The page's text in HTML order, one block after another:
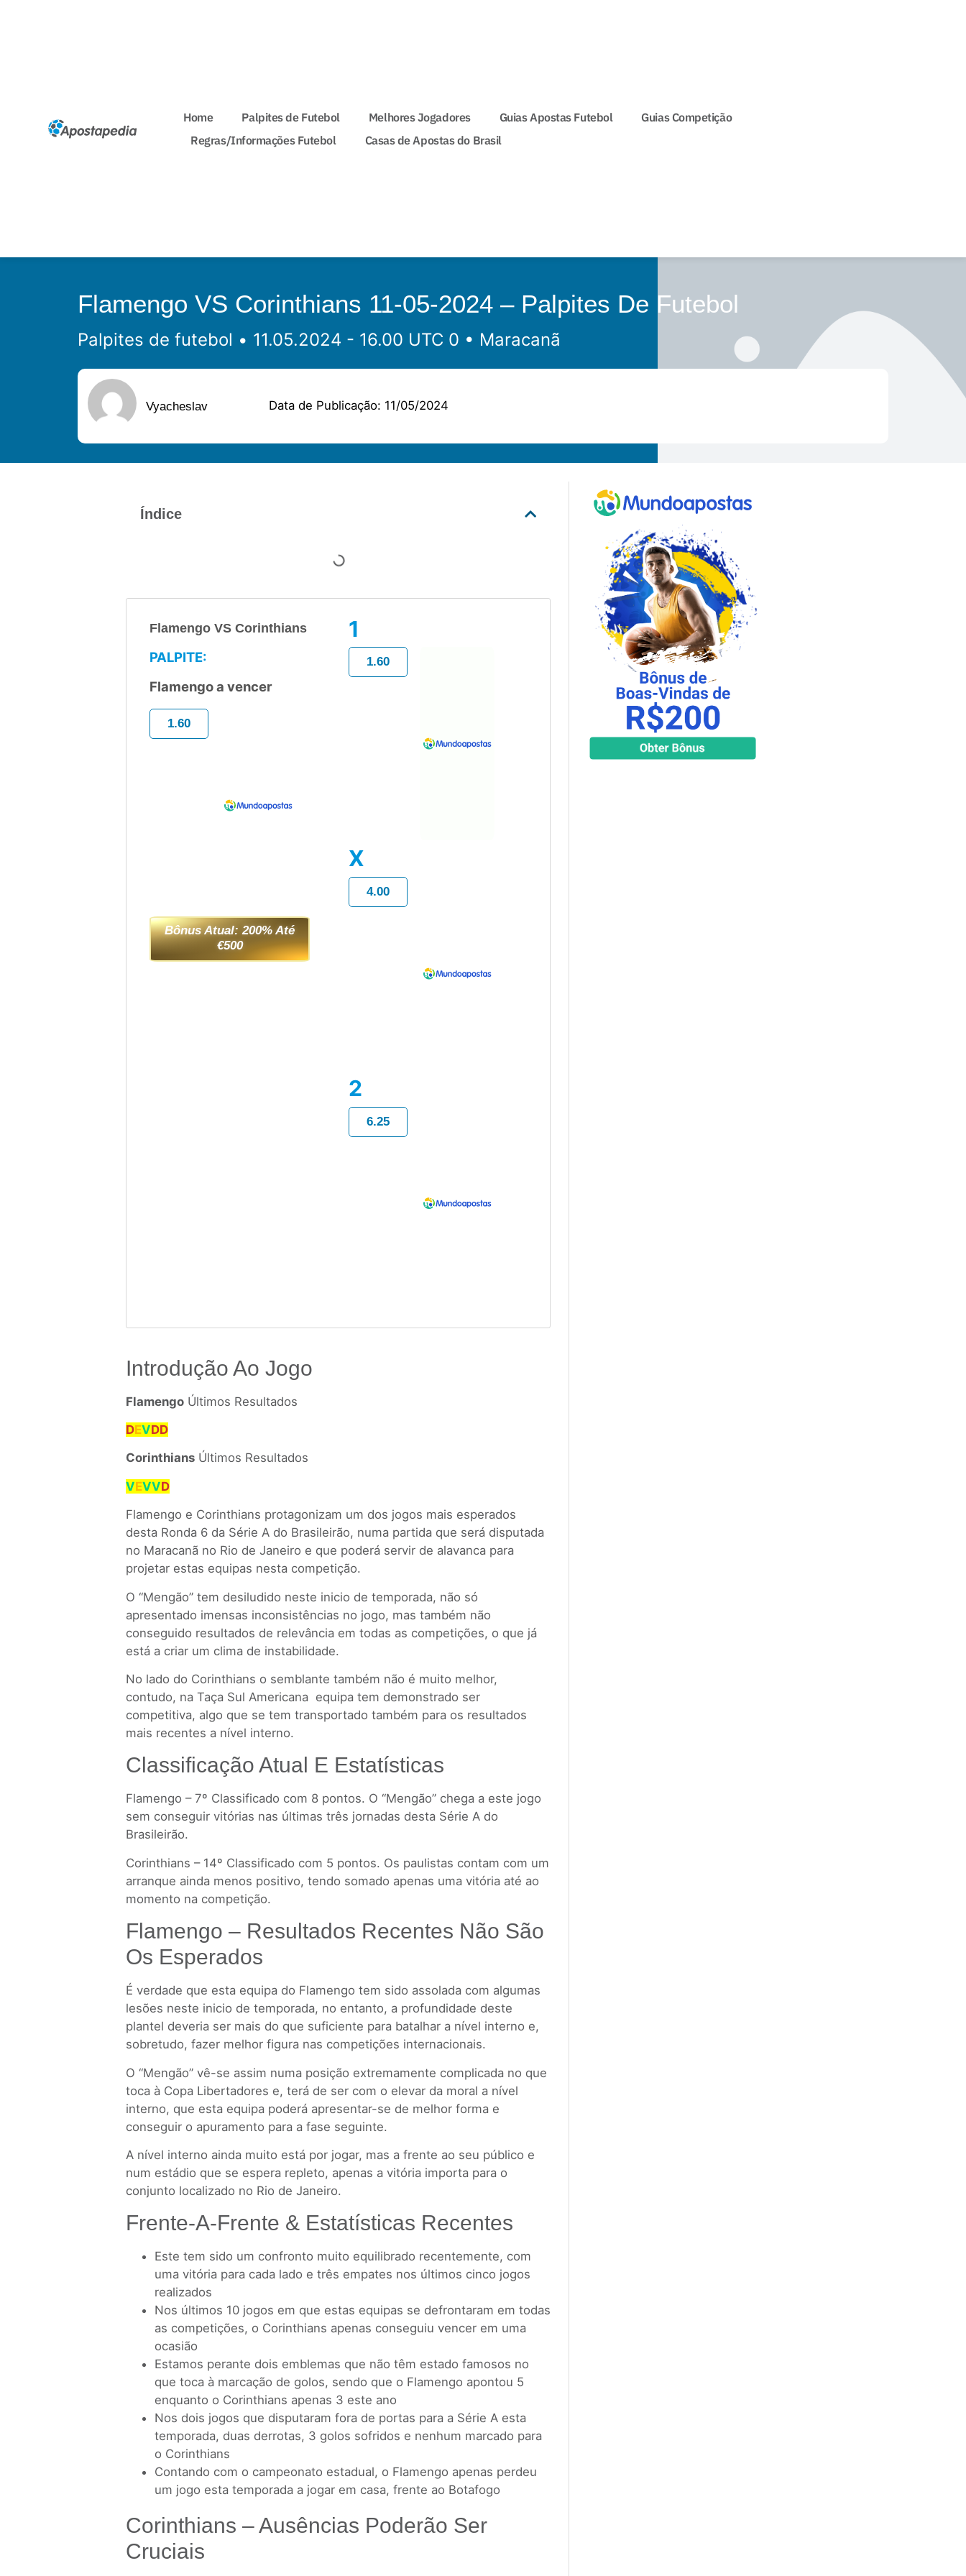
Home Palpites de Futebol Melhores Jogadores Guias Apostas Futebol
Guias Competição
Regras/Informações Futebol
Casas de Apostas do Brasil
Flamengo VS Corinthians 11-05-2024 – Palpites De Futebol
Palpites de futebol Maracanã
Vyacheslav Data de Publicação: 11/05/2024
Índice
Flamengo VS Corinthians
PALPITE:
Flamengo a vencer
1.60
Bônus Atual: 200% Até
€500
1
1.60
X
4.00
2
6.25
Introdução Ao Jogo
FlamengoÚltimos Resultados
DEVDD
CorinthiansÚltimos Resultados
VEVVD
Flamengo e Corinthians protagonizam um dos jogos mais esperados
desta Ronda 6 da Série A do Brasileirão, numa partida que será disputada
no Maracanã no Rio de Janeiro e que poderá servir de alavanca para
projetar estas equipas nesta competição.
O “Mengão” tem desiludido neste inicio de temporada, não só
apresentado imensas inconsistências no jogo, mas também não
conseguido resultados de relevância em todas as competições, o que já
está a criar um clima de instabilidade.
No lado do Corinthians o semblante também não é muito melhor,
contudo, na Taça Sul Americana equipa tem demonstrado ser
competitiva, algo que se tem transportado também para os resultados
mais recentes a nível interno.
Classificação Atual E Estatísticas
Flamengo – 7º Classificado com 8 pontos. O “Mengão” chega a este jogo
sem conseguir vitórias nas últimas três jornadas desta Série A do
Brasileirão.
Corinthians – 14º Classificado com 5 pontos. Os paulistas contam com um
arranque ainda menos positivo, tendo somado apenas uma vitória até ao
momento na competição.
Flamengo – Resultados Recentes Não São
Os Esperados
É verdade que esta equipa do Flamengo tem sido assolada com algumas
lesões neste inicio de temporada, no entanto, a profundidade deste
plantel deveria ser mais do que suficiente para batalhar a nível interno e,
sobretudo, fazer melhor figura nas competições internacionais.
O “Mengão” vê-se assim numa posição extremamente complicada no que
toca à Copa Libertadores e, terá de ser com o elevar da moral a nível
interno, que esta equipa poderá apresentar-se de melhor forma e
conseguir o apuramento para a fase seguinte.
A nível interno ainda muito está por jogar, mas a frente ao seu público e
num estádio que se espera repleto, apenas a vitória importa para o
conjunto localizado no Rio de Janeiro.
Frente-A-Frente & Estatísticas Recentes
Este tem sido um confronto muito equilibrado recentemente, com
uma vitória para cada lado e três empates nos últimos cinco jogos
realizados
Nos últimos 10 jogos em que estas equipas se defrontaram em todas
as competições, o Corinthians apenas conseguiu vencer em uma
ocasião
Estamos perante dois emblemas que não têm estado famosos no
que toca à marcação de golos, sendo que o Flamengo apontou 5
enquanto o Corinthians apenas 3 este ano
Nos dois jogos que disputaram fora de portas para a Série A esta
temporada, duas derrotas, 3 golos sofridos e nenhum marcado para
o Corinthians
Contando com o campeonato estadual, o Flamengo apenas perdeu
um jogo esta temporada a jogar em casa, frente ao Botafogo
Corinthians – Ausências Poderão Ser
Cruciais